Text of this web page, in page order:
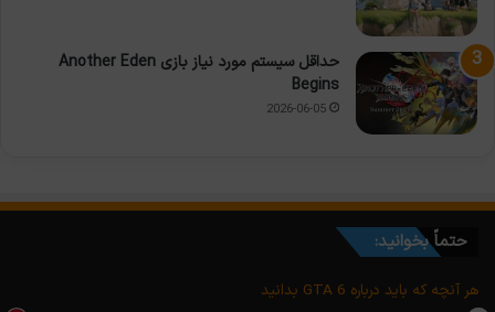
حداقل سیستم مورد نیاز بازی Another Eden
Begins
2026-06-05
حتماً بخوانید:
هر آنچه که باید درباره GTA 6 بدانید